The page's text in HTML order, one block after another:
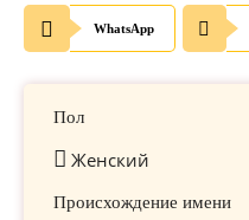
WhatsApp
Пол
Женский
Происхождение имени